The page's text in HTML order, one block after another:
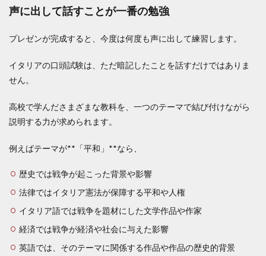
声に出して話すことが一番の勉強
プレゼンが完成すると、今度は何度も声に出して練習します。
イタリアの口頭試験は、ただ暗記したことを話すだけではありま
せん。
高校で学んださまざまな教科を、一つのテーマで結び付けながら
説明する力が求められます。
例えばテーマが**「平和」**なら、
歴史では戦争が起こった背景や影響
法律ではイタリア憲法が保障する平和や人権
イタリア語では戦争を題材にした文学作品や作家
経済では戦争が経済や社会に与えた影響
英語では、そのテーマに関係する作品や作品の歴史的背景